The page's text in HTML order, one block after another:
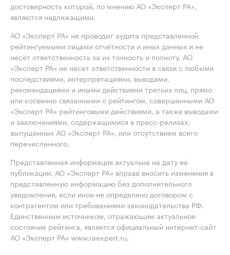
достоверность которой, по мнению АО «Эксперт РА»,
являются надлежащими.
АО «Эксперт РА» не проводит аудита представленной
рейтингуемыми лицами отчётности и иных данных и не
несёт ответственность за их точность и полноту. АО
«Эксперт РА» не несет ответственности в связи с любыми
последствиями, интерпретациями, выводами,
рекомендациями и иными действиями третьих лиц, прямо
или косвенно связанными с рейтингом, совершенными АО
«Эксперт РА» рейтинговыми действиями, а также выводами
и заключениями, содержащимися в пресс-релизах,
выпущенных АО «Эксперт РА», или отсутствием всего
перечисленного.
Представленная информация актуальна на дату её
публикации. АО «Эксперт РА» вправе вносить изменения в
представленную информацию без дополнительного
уведомления, если иное не определено договором с
контрагентом или требованиями законодательства РФ.
Единственным источником, отражающим актуальное
состояние рейтинга, является официальный интернет-сайт
АО «Эксперт РА» www.raexpert.ru.